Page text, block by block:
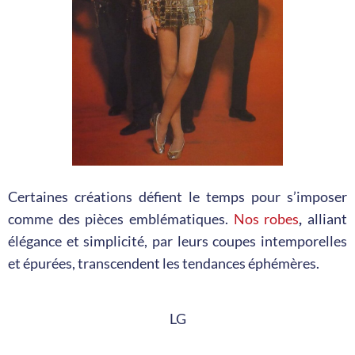
Certaines créations défient le temps pour s’imposer
comme des pièces emblématiques. Nos robes, alliant
élégance et simplicité, par leurs coupes intemporelles
et épurées, transcendent les tendances éphémères.
LG